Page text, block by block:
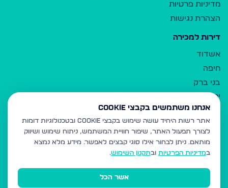
מדיניות פרטיות
הצהרת נגישות
דירות למכירה
אשדוד
חיפה
בני ברק
ירושלים
אלעד
גבעת זאב
בית שמש
רכסים
מודיעין עילית
אנחנו משתמשים בקבצי Cookie
אתר רשות היחיד עושה שימוש בקבצי Cookie ובטכנולוגיות דומות
לצורך תפעול האתר, שיפור חוויית המשתמש, ניתוח שימוש ושיווק
מותאם. ניתן לבחור אילו סוגי קבצים לאפשר. מידע מלא נמצא
במדיניות הפרטיות ובתקנון השימוש.
אשר הכל